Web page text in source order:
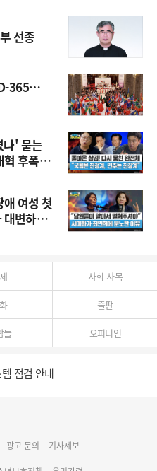
선종
365…
나' 묻는
후폭
여성 첫
변하겠
사회 사목
출판
들 오피니언
점검 안내
어월 공모전 수상작 발표
광고 문의 기사제보